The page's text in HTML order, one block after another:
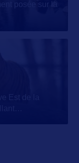
posée sur la
Est de la